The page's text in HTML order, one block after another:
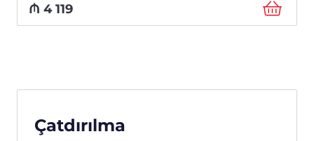
₼ 4 119
Çatdırılma